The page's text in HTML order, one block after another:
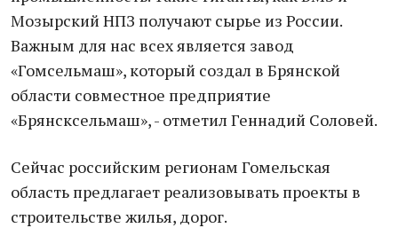
Мозырский НПЗ получают сырье из России.
Важным для нас всех является завод
«Гомсельмаш», который создал в Брянской
области совместное предприятие
«Брянсксельмаш», - отметил Геннадий Соловей.
Сейчас российским регионам Гомельская
область предлагает реализовывать проекты в
строительстве жилья, дорог.